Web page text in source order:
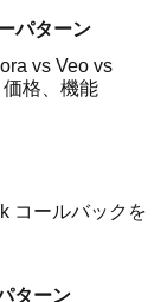
パターン
vs Veo vs
格、機能
コールバックを
ターン